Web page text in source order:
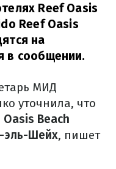
Reef Oasis
Reef Oasis
на
в сообщении.
МИД
уточнила, что
Beach
эль-Шейх, пишет